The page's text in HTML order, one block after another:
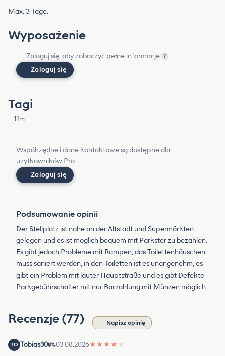
Max. 3 Tage.
Wyposażenie
Zaloguj się, aby zobaczyć pełne informacje ?
Zaloguj się
Tagi
11m
Współrzędne i dane kontaktowe są dostępne dla
użytkowników Pro.
Zaloguj się
Podsumowanie opinii
Der Stellplatz ist nahe an der Altstadt und Supermärkten
gelegen und es ist möglich bequem mit Parkster zu bezahlen.
Es gibt jedoch Probleme mit Rampen, das Toilettenhäuschen
muss saniert werden, in den Toiletten ist es unangenehm, es
gibt ein Problem mit lauter Hauptstraße und es gibt Defekte
Parkgebührschalter mit nur Barzahlung mit Münzen möglich.
Recenzje (77) Napisz opinię
TO Tobias30 03.08.2026★ ★ ★ ★ ★